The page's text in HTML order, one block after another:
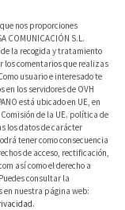
nos proporciones
COMUNICACIÓN S.L.
la recogida y tratamiento
los comentarios que realizas
usuario e interesado te
los servidores de OVH
está ubicado en UE, en
de la UE. política de
los datos de carácter
tener como consecuencia
de acceso, rectificación,
así como el derecho a
consultar la
en nuestra página web:
.